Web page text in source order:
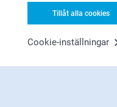
Tillåt alla cookies
Cookie-inställningar
_gcl_ls
Smartphoto